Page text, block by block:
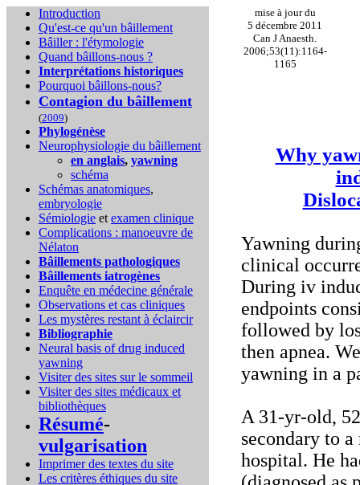
Introduction
Qu'est-ce qu'un bâillement
Bâiller : l'étymologie
Quand bâillons-nous ?
Interprétations historiques
Pourquoi bâillons-nous?
Contagion du bâillement
(2009)
Phylogénèse
Neurophysiologie du bâillement
en anglais, yawning
schéma
Schémas anatomiques,
embryologie
Sémiologie et examen clinique
Complications : manoeuvre de
Nélaton
Bâillements pathologiques
Bâillements iatrogènes
Enquête en médecine générale
Observations et cas cliniques
Les mystères restant à éclaircir
Bibliographie
Neural basis of drug induced
yawning
Visiter des sites sur le sommeil
Visiter des sites médicaux et
bibliothèques
Résumé-
vulgarisation
Imprimer des textes du site
Les critères éthiques du site
mise à jour du
5 décembre 2011
Can J Anaesth.
2006;53(11):1164-
1165
Why
Yawning
clinical
During iv
endpoints
followed by
then apnea.
yawning in a
A 31-yr-old,
secondary to
hospital. He